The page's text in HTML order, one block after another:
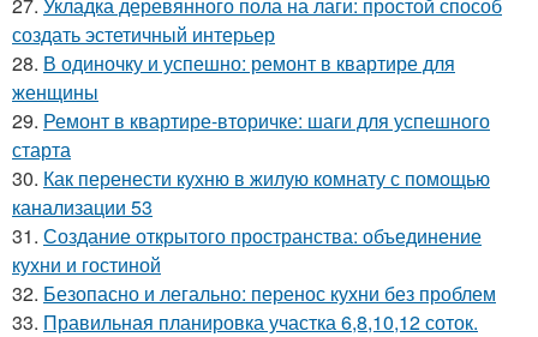
создать эстетичный интерьер
28. В одиночку и успешно: ремонт в квартире для
женщины
29. Ремонт в квартире-вторичке: шаги для успешного
старта
30. Как перенести кухню в жилую комнату с помощью
канализации 53
31. Создание открытого пространства: объединение
кухни и гостиной
32. Безопасно и легально: перенос кухни без проблем
33. Правильная планировка участка 6,8,10,12 соток.